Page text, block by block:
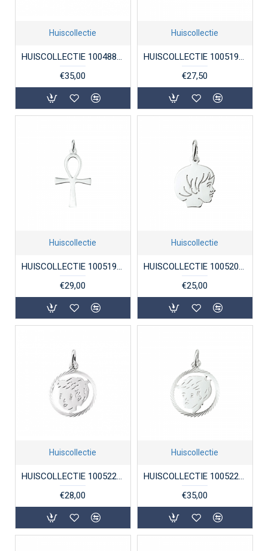
Huiscollectie
HUISCOLLECTIE 1004883 ZILVEREN HANGER HART
€35,00
Huiscollectie
HUISCOLLECTIE 1005192 ZILVEREN HUGENOTENKRUISJE GEDIAMANTEERD
€27,50
Huiscollectie
HUISCOLLECTIE 1005197 ZILVEREN HANGER ANKH
€29,00
Huiscollectie
HUISCOLLECTIE 1005208 ZILVEREN KINDERHOOFDJE MEISJE
€25,00
Huiscollectie
HUISCOLLECTIE 1005220 ZILVEREN KINDERHOOFDJE JONGEN
€28,00
Huiscollectie
HUISCOLLECTIE 1005222 ZILVEREN KINDERKOPJE JONGEN
€35,00